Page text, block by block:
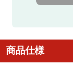
商品仕様